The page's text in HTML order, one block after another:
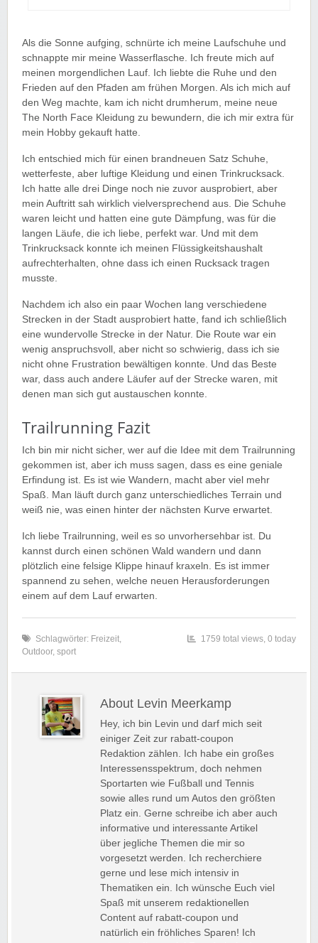
Als die Sonne aufging, schnürte ich meine Laufschuhe und
schnappte mir meine Wasserflasche. Ich freute mich auf
meinen morgendlichen Lauf. Ich liebte die Ruhe und den
Frieden auf den Pfaden am frühen Morgen. Als ich mich auf
den Weg machte, kam ich nicht drumherum, meine neue
The North Face Kleidung zu bewundern, die ich mir extra für
mein Hobby gekauft hatte.
Ich entschied mich für einen brandneuen Satz Schuhe,
wetterfeste, aber luftige Kleidung und einen Trinkrucksack.
Ich hatte alle drei Dinge noch nie zuvor ausprobiert, aber
mein Auftritt sah wirklich vielversprechend aus. Die Schuhe
waren leicht und hatten eine gute Dämpfung, was für die
langen Läufe, die ich liebe, perfekt war. Und mit dem
Trinkrucksack konnte ich meinen Flüssigkeitshaushalt
aufrechterhalten, ohne dass ich einen Rucksack tragen
musste.
Nachdem ich also ein paar Wochen lang verschiedene
Strecken in der Stadt ausprobiert hatte, fand ich schließlich
eine wundervolle Strecke in der Natur. Die Route war ein
wenig anspruchsvoll, aber nicht so schwierig, dass ich sie
nicht ohne Frustration bewältigen konnte. Und das Beste
war, dass auch andere Läufer auf der Strecke waren, mit
denen man sich gut austauschen konnte.
Trailrunning Fazit
Ich bin mir nicht sicher, wer auf die Idee mit dem Trailrunning
gekommen ist, aber ich muss sagen, dass es eine geniale
Erfindung ist. Es ist wie Wandern, macht aber viel mehr
Spaß. Man läuft durch ganz unterschiedliches Terrain und
weiß nie, was einen hinter der nächsten Kurve erwartet.
Ich liebe Trailrunning, weil es so unvorhersehbar ist. Du
kannst durch einen schönen Wald wandern und dann
plötzlich eine felsige Klippe hinauf kraxeln. Es ist immer
spannend zu sehen, welche neuen Herausforderungen
einem auf dem Lauf erwarten.
Schlagwörter: Freizeit,
Outdoor, sport
1759 total views, 0 today
About Levin Meerkamp
Hey, ich bin Levin und darf mich seit
einiger Zeit zur rabatt-coupon
Redaktion zählen. Ich habe ein großes
Interessensspektrum, doch nehmen
Sportarten wie Fußball und Tennis
sowie alles rund um Autos den größten
Platz ein. Gerne schreibe ich aber auch
informative und interessante Artikel
über jegliche Themen die mir so
vorgesetzt werden. Ich recherchiere
gerne und lese mich intensiv in
Thematiken ein. Ich wünsche Euch viel
Spaß mit unserem redaktionellen
Content auf rabatt-coupon und
natürlich ein fröhliches Sparen! Ich